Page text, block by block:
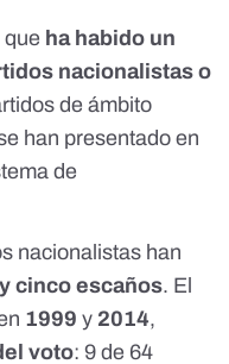
ha habido un
nacionalistas o
de ámbito
han presentado en
de
nacionalistas han
cinco escaños. El
1999 y 2014,
voto: 9 de 64